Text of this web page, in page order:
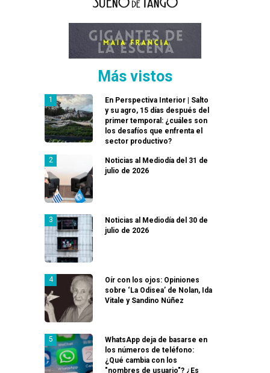
Más vistos
En Perspectiva Interior | Salto
y su agro, 15 días después del
primer temporal: ¿cuáles son
los desafíos que enfrenta el
sector productivo?
Noticias al Mediodía del 31 de
julio de 2026
Noticias al Mediodía del 30 de
julio de 2026
Oír con los ojos: Opiniones
sobre ‘La Odisea’ de Nolan, Ida
Vitale y Sandino Núñez
WhatsApp deja de basarse en
los números de teléfono:
¿Qué cambia con los
"nombres de usuario"? ¿Es